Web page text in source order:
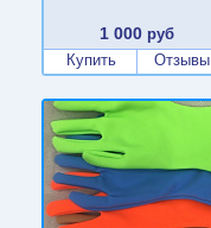
1 000руб
Купить
Отзывы